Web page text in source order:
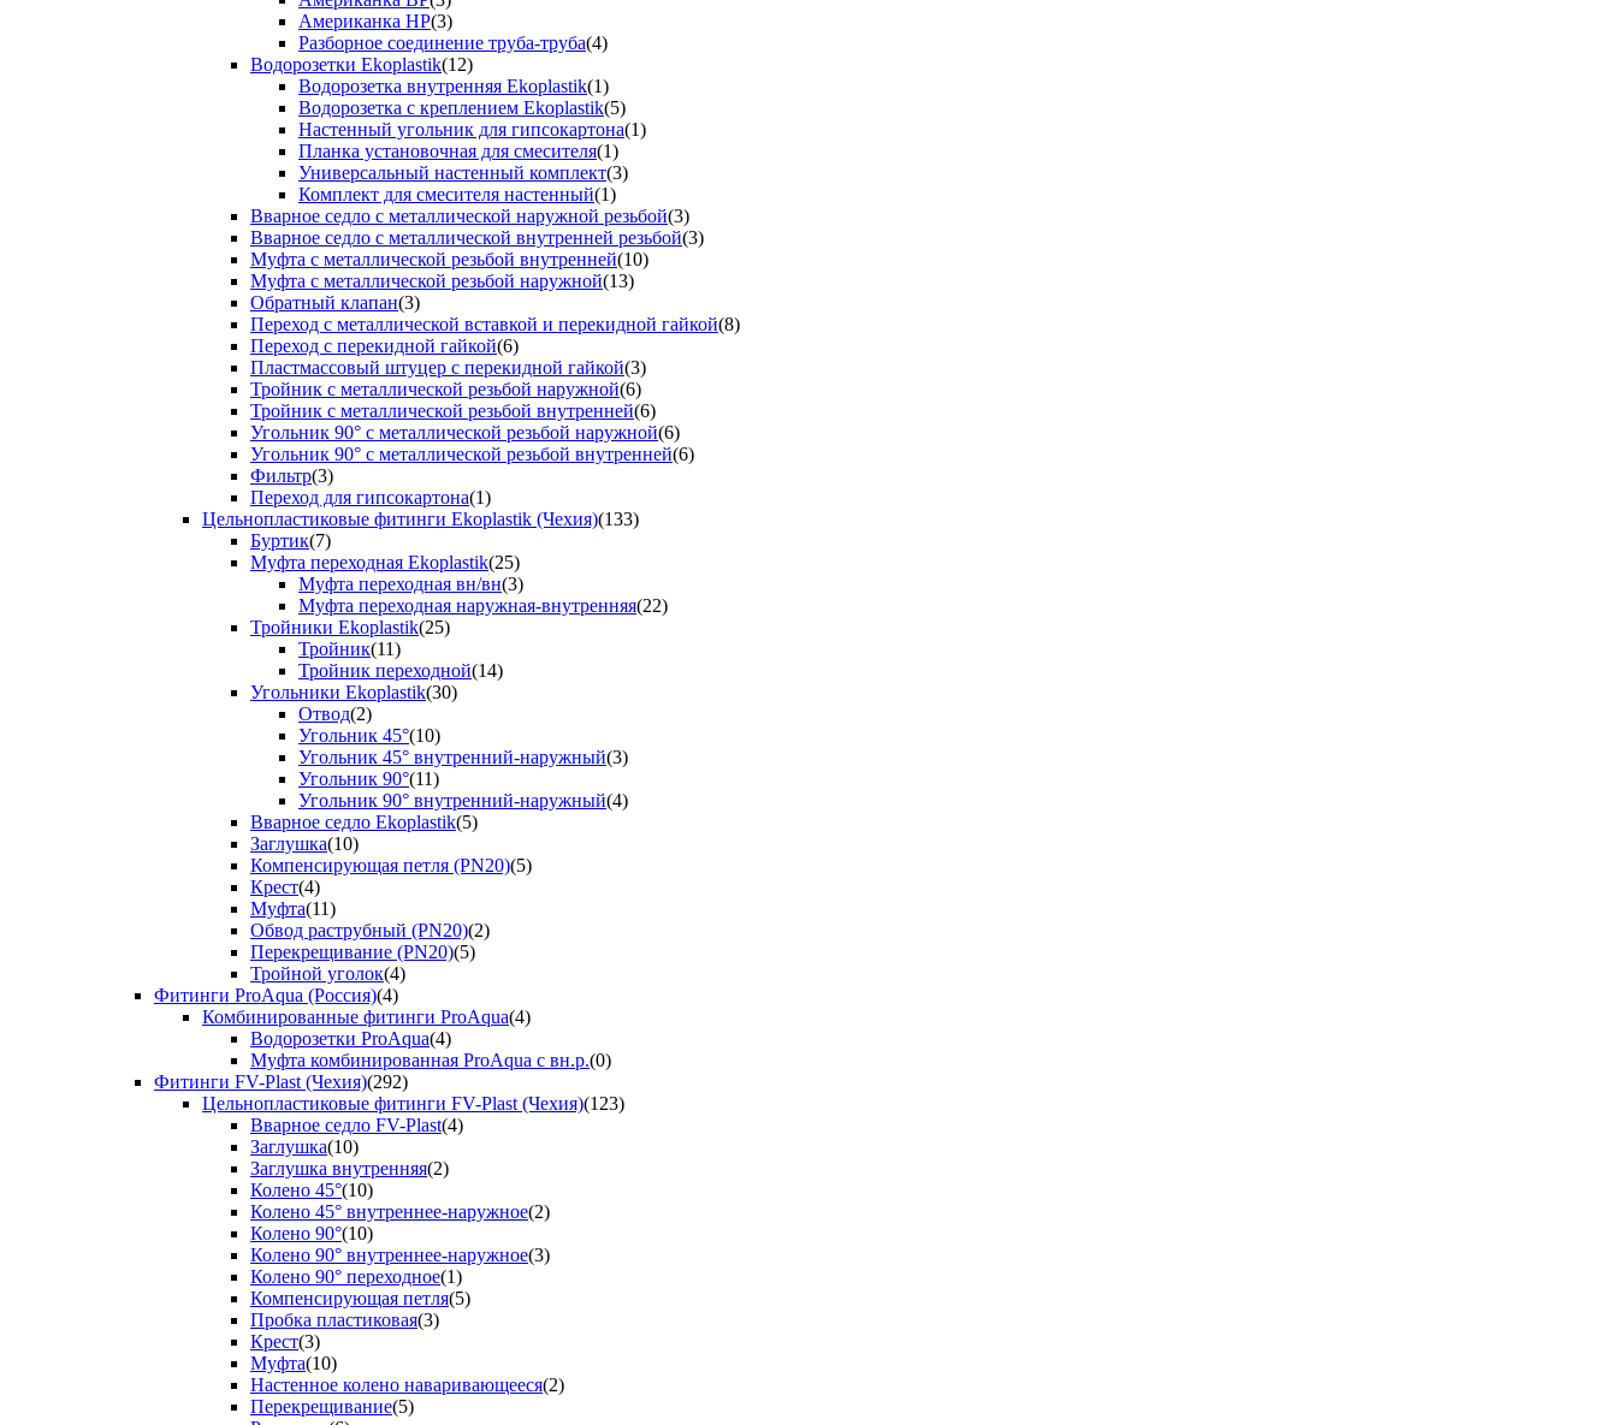
Американка НР(3)
Разборное соединение труба-труба(4)
Водорозетки Ekoplastik(12)
Водорозетка внутренняя Ekoplastik(1)
Водорозетка с креплением Ekoplastik(5)
Настенный угольник для гипсокартона(1)
Планка установочная для смесителя(1)
Универсальный настенный комплект(3)
Комплект для смесителя настенный(1)
Вварное седло с металлической наружной резьбой(3)
Вварное седло с металлической внутренней резьбой(3)
Муфта с металлической резьбой внутренней(10)
Муфта с металлической резьбой наружной(13)
Обратный клапан(3)
Переход с металлической вставкой и перекидной гайкой(8)
Переход с перекидной гайкой(6)
Пластмассовый штуцер с перекидной гайкой(3)
Тройник с металлической резьбой наружной(6)
Тройник с металлической резьбой внутренней(6)
Угольник 90° с металлической резьбой наружной(6)
Угольник 90° с металлической резьбой внутренней(6)
Фильтр(3)
Переход для гипсокартона(1)
Цельнопластиковые фитинги Ekoplastik (Чехия)(133)
Буртик(7)
Муфта переходная Ekoplastik(25)
Муфта переходная вн/вн(3)
Муфта переходная наружная-внутренняя(22)
Тройники Ekoplastik(25)
Тройник(11)
Тройник переходной(14)
Угольники Ekoplastik(30)
Отвод(2)
Угольник 45°(10)
Угольник 45° внутренний-наружный(3)
Угольник 90°(11)
Угольник 90° внутренний-наружный(4)
Вварное седло Ekoplastik(5)
Заглушка(10)
Компенсирующая петля (PN20)(5)
Крест(4)
Муфта(11)
Обвод раструбный (PN20)(2)
Перекрещивание (PN20)(5)
Тройной уголок(4)
Фитинги ProAqua (Россия)(4)
Комбинированные фитинги ProAqua(4)
Водорозетки ProAqua(4)
Муфта комбинированная ProAqua с вн.р.(0)
Фитинги FV-Plast (Чехия)(292)
Цельнопластиковые фитинги FV-Plast (Чехия)(123)
Вварное седло FV-Plast(4)
Заглушка(10)
Заглушка внутренняя(2)
Колено 45°(10)
Колено 45° внутреннее-наружное(2)
Колено 90°(10)
Колено 90° внутреннее-наружное(3)
Колено 90° переходное(1)
Компенсирующая петля(5)
Пробка пластиковая(3)
Крест(3)
Муфта(10)
Настенное колено наваривающееся(2)
Перекрещивание(5)